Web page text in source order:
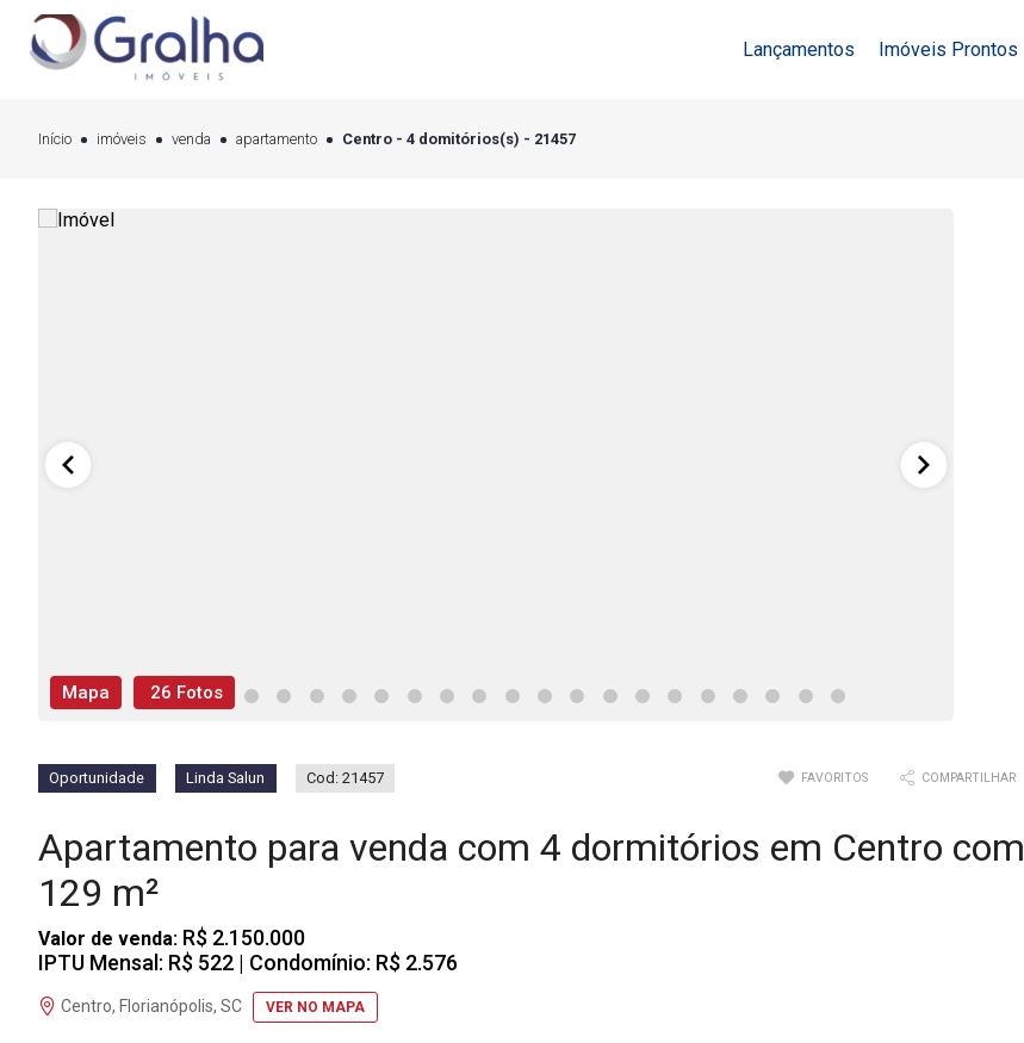
Lançamentos Imóveis Prontos
Início imóveis venda apartamento Centro - 4 domitórios(s) - 21457
Mapa 26 Fotos
Oportunidade Linda Salun Cod: 21457 FAVORITOS COMPARTILHAR
Apartamento para venda com 4 dormitórios em Centro com
129 m²
Valor de venda: R$ 2.150.000
IPTU Mensal: R$ 522 | Condomínio: R$ 2.576
Centro, Florianópolis, SC VER NO MAPA